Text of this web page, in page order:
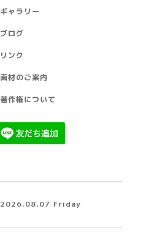
ギャラリー
ブログ
リンク
画材のご案内
著作権について
2026.08.07 Friday